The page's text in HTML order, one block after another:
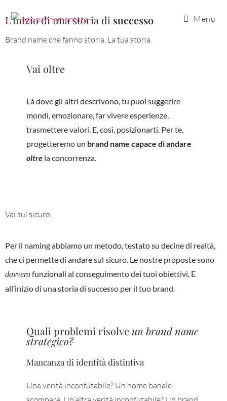
Menu
L’inizio di una storia di successo
Brand name che fanno storia. La tua storia.
Vai oltre
Là dove gli altri descrivono, tu puoi suggerire
mondi, emozionare, far vivere esperienze,
trasmettere valori. E, così, posizionarti. Per te,
progetteremo un brand name capace di andare
oltre la concorrenza.
Vai sul sicuro
Per il naming abbiamo un metodo, testato su decine di realtà,
che ci permette di andare sul sicuro. Le nostre proposte sono
davverofunzionali al conseguimento dei tuoi obiettivi. E
all’inizio di una storia di successo per il tuo brand.
Quali problemi risolveun brand name
strategico?
Mancanza di identità distintiva
Una verità inconfutabile? Un nome banale